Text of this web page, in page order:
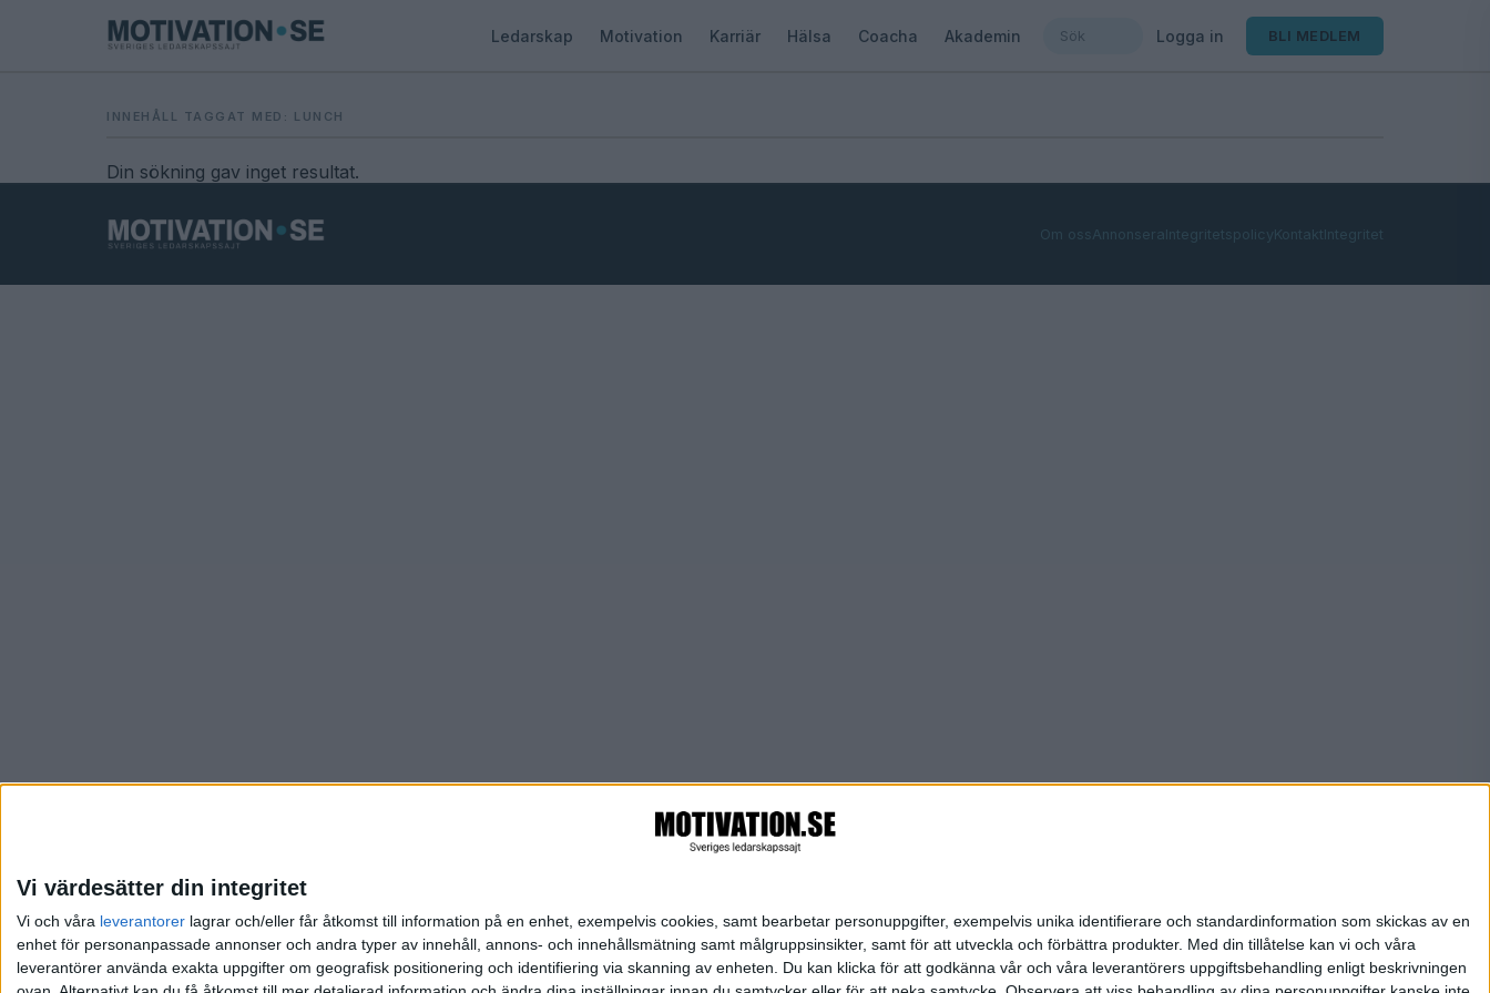
Vi värdesätter din integritet
Vi och våra leverantorer lagrar och/eller får åtkomst till information på en enhet, exempelvis cookies, samt bearbetar personuppgifter, exempelvis unika identifierare och standardinformation som skickas av en
enhet för personanpassade annonser och andra typer av innehåll, annons- och innehållsmätning samt målgruppsinsikter, samt för att utveckla och förbättra produkter. Med din tillåtelse kan vi och våra
leverantörer använda exakta uppgifter om geografisk positionering och identifiering via skanning av enheten. Du kan klicka för att godkänna vår och våra leverantörers uppgiftsbehandling enligt beskrivningen
Ledarskap Motivation Karriär Hälsa Coacha Akademin Logga in BLI MEDLEM
INNEHÅLL TAGGAT MED: LUNCH
Din sökning gav inget resultat.
Om oss AnnonseraIntegritetspolicyKontaktIntegritet